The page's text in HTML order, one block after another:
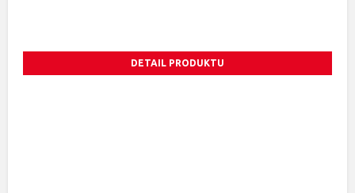
DETAIL PRODUKTU